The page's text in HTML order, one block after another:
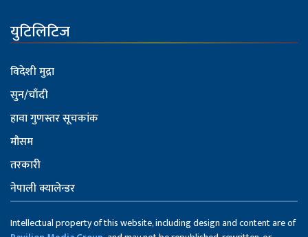
युटिलिटिज
विदेशी मुद्रा
सुन/चाँदी
हावा गुणस्तर सूचकांक
मौसम
तरकारी
नेपाली क्यालेन्डर
Intellectual property of this website, including design and content are of